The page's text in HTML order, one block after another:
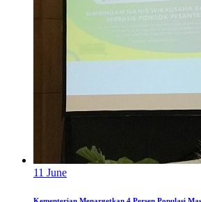
11 June